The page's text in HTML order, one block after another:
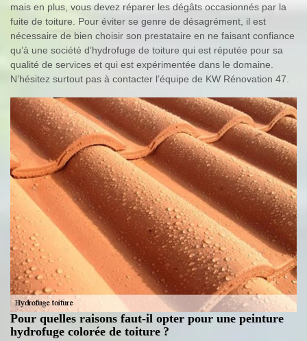
mais en plus, vous devez réparer les dégâts occasionnés par la
fuite de toiture. Pour éviter se genre de désagrément, il est
nécessaire de bien choisir son prestataire en ne faisant confiance
qu’à une société d’hydrofuge de toiture qui est réputée pour sa
qualité de services et qui est expérimentée dans le domaine.
N’hésitez surtout pas à contacter l’équipe de KW Rénovation 47.
Pour quelles raisons faut-il opter pour une peinture
hydrofuge colorée de toiture ?